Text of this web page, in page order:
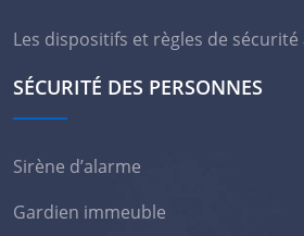
Les dispositifs et règles de
SÉCURITÉ DES PERSONNES
Sirène d’alarme
Gardien immeuble